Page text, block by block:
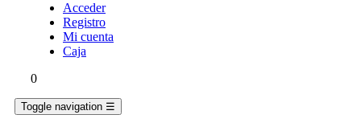
Acceder
Registro
Mi cuenta
Caja
0
Toggle navigation ☰